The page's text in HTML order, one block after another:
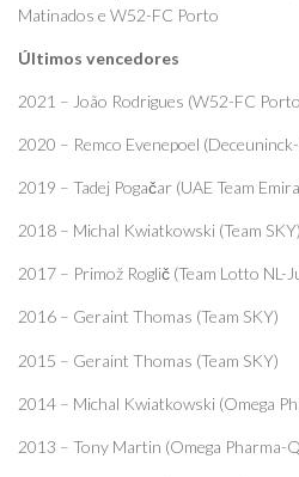
Matinados e W52-FC Porto
Últimos vencedores
2021 – João Rodrigues (W52-FC
2020 – Remco Evenepoel
2019 – Tadej Pogačar (UAE Team
2018 – Michal Kwiatkowski (Team SKY)
2017 – Primož Roglič (Team Lotto NL-
2016 – Geraint Thomas (Team SKY)
2015 – Geraint Thomas (Team SKY)
2014 – Michal Kwiatkowski (Omega
2013 – Tony Martin (Omega Pharma-